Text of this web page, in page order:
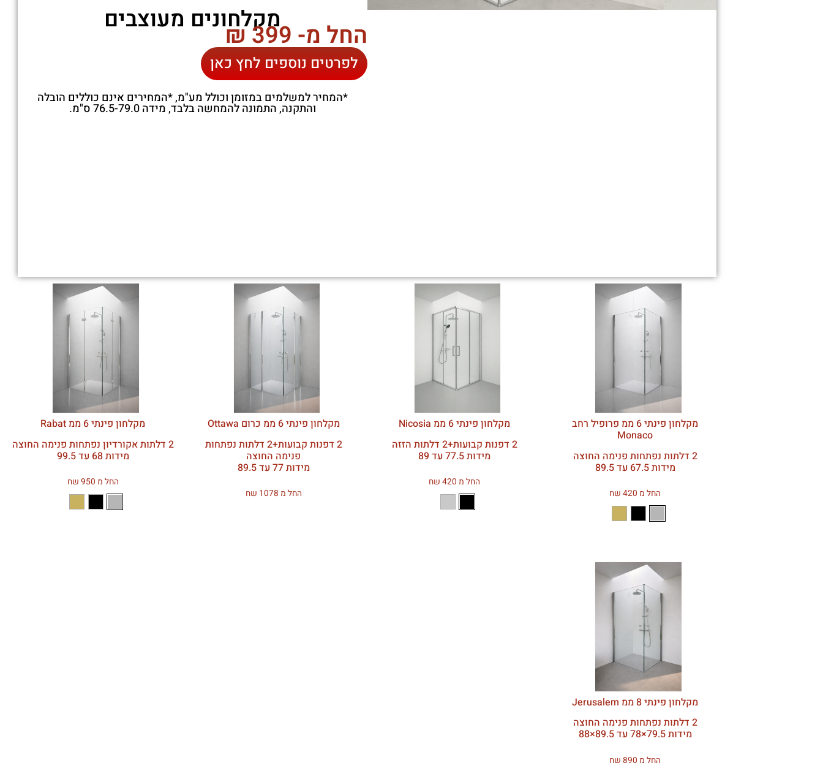
מקלחונים מעוצבים החל מ- 399 ₪
לפרטים נוספים לחץ כאן
*המחיר למשלמים במזומן וכולל מע"מ, *המחירים אינם כוללים הובלה
והתקנה, התמונה להמחשה בלבד, מידה 76.5-79.0 ס"מ.
מקלחון פינתי 6 ממ פרופיל רחב
Monaco
2 דלתות נפתחות פנימה החוצה
מידות 67.5 עד 89.5
החל מ 420 שח
מקלחון פינתי 6 ממ Nicosia
2 דפנות קבועות+2 דלתות הזזה
מידות 77.5 עד 89
החל מ 420 שח
מקלחון פינתי 6 ממ כרום Ottawa
2 דפנות קבועות+2 דלתות נפתחות
פנימה החוצה
מידות 77 עד 89.5
החל מ 1078 שח
מקלחון פינתי 6 ממ Rabat
2 דלתות אקורדיון נפתחות פנימה החוצה
מידות 68 עד 99.5
החל מ 950 שח
מקלחון פינתי 8 ממ Jerusalem
2 דלתות נפתחות פנימה החוצה
מידות 79.5×78 עד 89.5×88
החל מ 890 שח